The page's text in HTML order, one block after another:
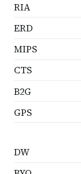
RIA
ERD
MIPS
CTS
B2G
GPS
DW